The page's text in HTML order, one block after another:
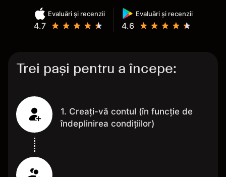
Evaluări și recenzii
4.7
Evaluări și recenzii
4.6
Trei pași pentru a începe:
1. Creați-vă contul (în funcție de
îndeplinirea condițiilor)